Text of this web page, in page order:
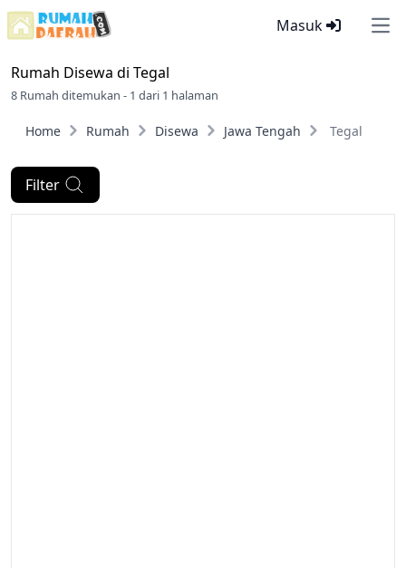
Masuk
Rumah Disewa di Tegal
8 Rumah ditemukan - 1 dari 1 halaman
Home Rumah Disewa Jawa Tengah Tegal
Filter